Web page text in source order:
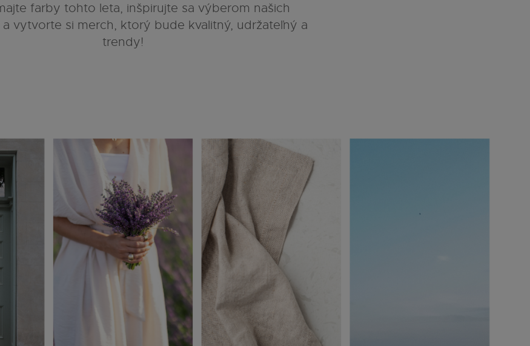
farby tohto leta, inšpirujte sa výberom našich
vytvorte si merch, ktorý bude kvalitný, udržateľný a
trendy!